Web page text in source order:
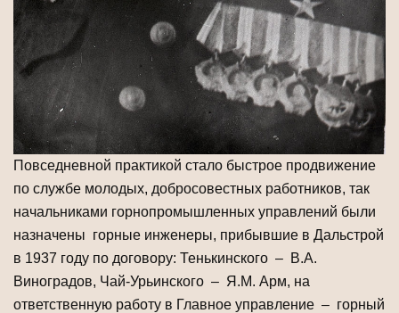
Повседневной практикой стало быстрое продвижение
по службе молодых, добросовестных работников, так
начальниками горнопромышленных управлений были
назначены горные инженеры, прибывшие в Дальстрой
в 1937 году по договору: Тенькинского – В.А.
Виноградов, Чай-Урьинского – Я.М. Арм, на
ответственную работу в Главное управление – горный